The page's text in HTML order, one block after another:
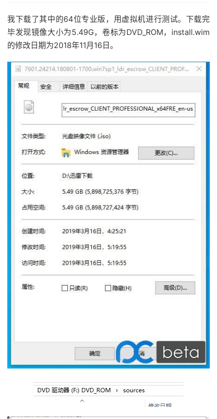
我下载了其中的64位专业版，用虚拟机进行测试。下载完
毕发现镜像大小为5.49G，卷标为DVD_ROM，install.wim
的修改日期为2018年11月16日。